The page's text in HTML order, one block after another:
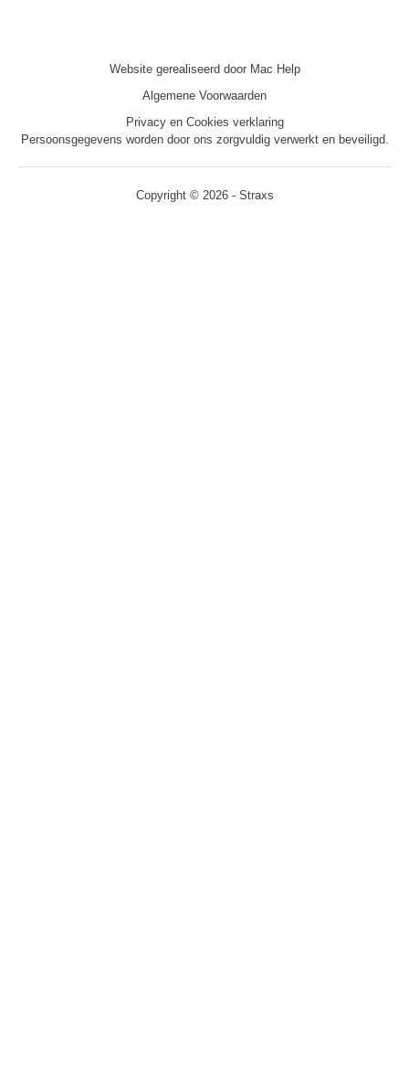
Copyright © 2026- Straxs
Website gerealiseerd door Mac Help
Algemene Voorwaarden
Privacy en Cookies verklaring
Persoonsgegevens worden door ons zorgvuldig verwerkt en beveiligd.